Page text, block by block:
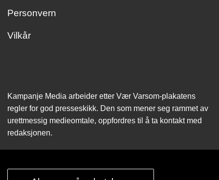
Personvern
Vilkår
Kampanje Media arbeider etter Vær Varsom-plakatens
regler for god presseskikk. Den som mener seg rammet av
urettmessig medie­omtale, oppfordres til å ta kontakt med
redaksjonen.